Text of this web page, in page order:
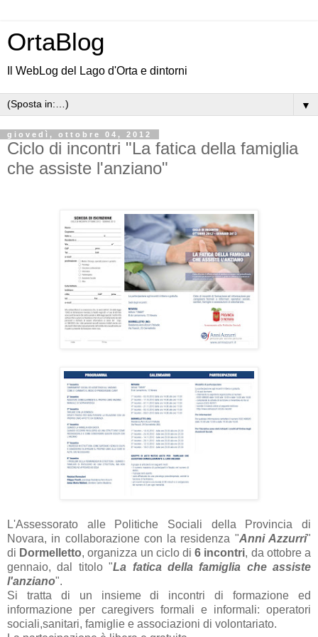
OrtaBlog
Il WebLog del Lago d'Orta e dintorni
▼
giovedì, ottobre 04, 2012
Ciclo di incontri "La fatica della famiglia
che assiste l'anziano"
L'Assessorato alle Politiche Sociali della Provincia di
Novara, in collaborazione con la residenza "Anni Azzurri"
di Dormelletto, organizza un ciclo di 6 incontri, da ottobre a
gennaio, dal titolo "La fatica della famiglia che assiste
l'anziano".
Si tratta di un insieme di incontri di formazione ed
informazione per caregivers formali e informali: operatori
sociali,sanitari, famiglie e associazioni di volontariato.